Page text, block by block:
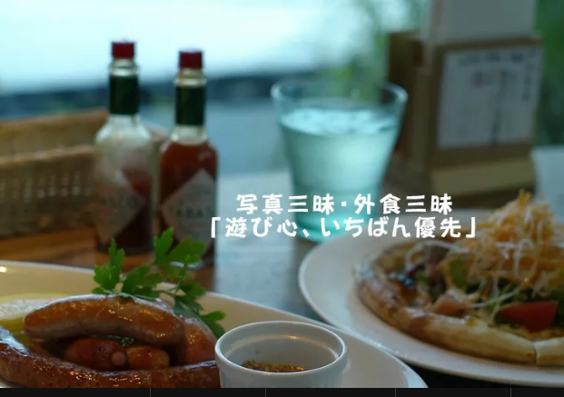
ン
ツ
キ
プ
CATEGORIES-
CATEGORIES-